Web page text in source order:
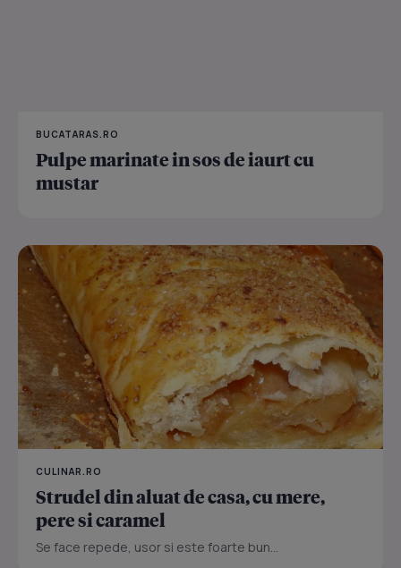
BUCATARAS.RO
Pulpe marinate in sos de iaurt cu
mustar
CULINAR.RO
Strudel din aluat de casa, cu mere,
pere si caramel
Se face repede, usor si este foarte bun...